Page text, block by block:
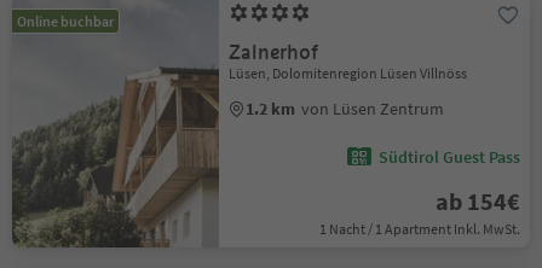
Online buchbar
Zalnerhof
Lüsen, Dolomitenregion Lüsen Villnöss
1.2 km von Lüsen Zentrum
Südtirol Guest Pass
ab 154€
1 Nacht / 1 Apartment Inkl. MwSt.